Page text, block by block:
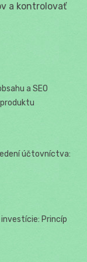
a kontrolovať
a SEO
účtovníctva:
Princíp